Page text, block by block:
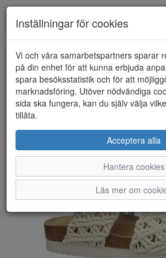
HEM DUFFY
Inställningar för cookies
Vi och våra samarbetspartners sparar
på din enhet för att kunna erbjuda
spara besöksstatistik och för att
marknadsföring. Utöver nödvändiga
sida ska fungera, kan du själv välja
tillåta.
Acceptera alla
Hantera cookies
Läs mer om